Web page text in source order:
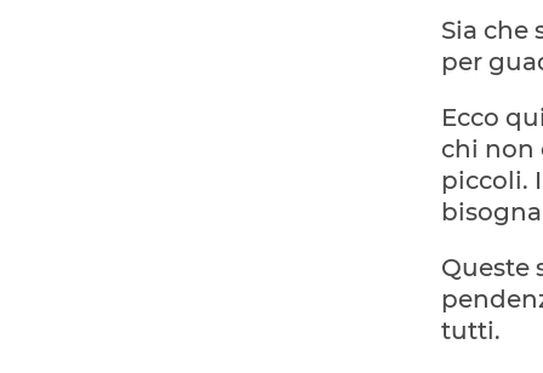
Sia che
per
Ecco
chi non
piccoli.
Queste
tutti.